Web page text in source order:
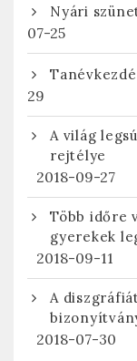
Nyári
07-25
29
A világ
rejtélye
2018-09-27
Több időre
gyerekek
2018-09-11
A
2018-07-30